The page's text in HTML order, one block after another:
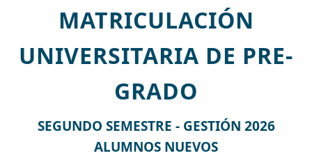
MATRICULACIÓN
UNIVERSITARIA DE PRE-
GRADO
SEGUNDO SEMESTRE - GESTIÓN 2026
ALUMNOS NUEVOS